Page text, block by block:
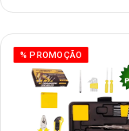
% PROMOÇÃO